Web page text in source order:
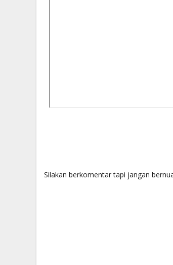
Silakan berkomentar tapi jangan